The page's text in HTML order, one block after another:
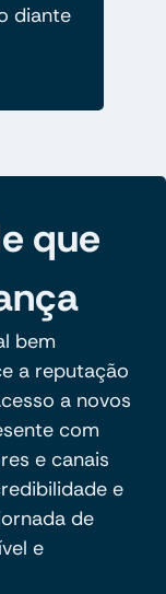
diante
que
bem
a reputação
a novos
com
e canais
e
de
e